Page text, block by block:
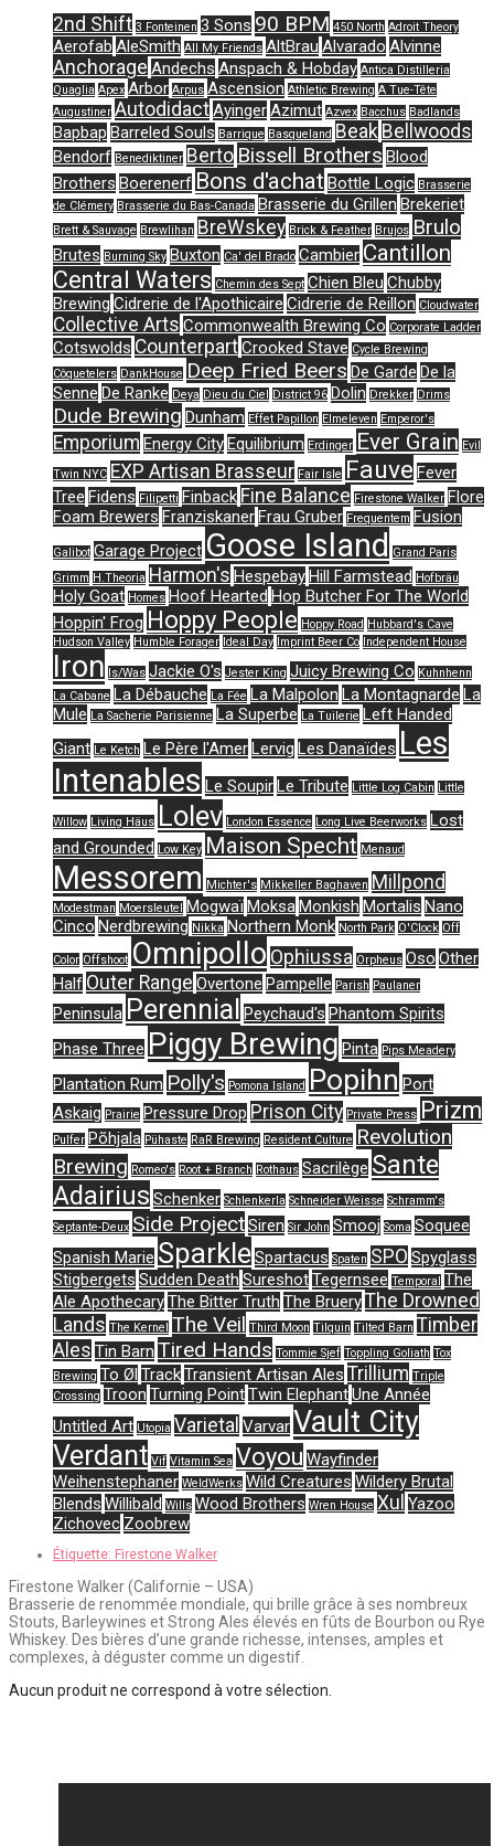
2nd Shift 3 Fonteinen 3 Sons 90 BPM 450 North Adroit Theory
Aerofab AleSmith All My Friends AltBrau Alvarado Alvinne
Anchorage Andechs Anspach & Hobday Antica Distilleria
Quaglia Apex Arbor Arpus Ascension Athletic Brewing A Tue-Tête
Augustiner AutodidactAyingerAzimut Azvex Bacchus Badlands
Bapbap Barreled Souls Barrique Basqueland Beak Bellwoods
Bendorf Benediktiner Berto Bissell Brothers Blood
Brothers Boerenerf Bons d'achat Bottle Logic Brasserie
de Clémery Brasserie du Bas-Canada Brasserie du Grillen Brekeriet
Brett & Sauvage Brewlihan BreWskey Brick & Feather Brujos Brulo
Brutes Burning Sky Buxton Ca' del Brado Cambier Cantillon
Central Waters Chemin des Sept Chien Bleu Chubby
Brewing Cidrerie de l'Apothicaire Cidrerie de Reillon Cloudwater
Collective Arts Commonwealth Brewing Co Corporate Ladder
Cotswolds CounterpartCrooked Stave Cycle Brewing
Côquetelers DankHouse Deep Fried Beers De Garde De la
Senne De Ranke Deya Dieu du Ciel District 96 Dolin Drekker Drims
Dude Brewing Dunham Effet Papillon Elmeleven Emperor's
Emporium Energy CityEquilibrium Erdinger Ever Grain Evil
Twin NYC EXP Artisan Brasseur Fair Isle Fauve Fever
Tree Fidens Filipetti Finback Fine Balance Firestone Walker Flore
Foam Brewers FranziskanerFrau Gruber Frequentem Fusion
Galibot Garage Project Goose Island
Grand Paris
Grimm H.Theoria Harmon's HespebayHill Farmstead Hofbräu
Holy Goat Homes Hoof Hearted Hop Butcher For The World
Hoppin' Frog Hoppy People Hoppy Road Hubbard's Cave
Hudson Valley Humble Forager Ideal Day Imprint Beer Co Independent House
Iron Is/Was Jackie O's Jester King Juicy Brewing Co Kuhnhenn
La Cabane La Débauche La Fée La Malpolon La Montagnarde La
Mule La Sacherie Parisienne La Superbe La Tuilerie Left Handed
Giant Le Ketch Le Père l'AmerLervig Les Danaïdes Les
Intenables Le SoupirLe Tribute Little Log Cabin Little
Willow Living Häus Lolev London Essence Long Live Beerworks Lost
and Grounded Low Key Maison Specht Menaud
Messorem Michter's Mikkeller Baghaven Millpond
Modestman Moersleutel MogwaïMoksaMonkish Mortalis Nano
Cinco Nerdbrewing Nikka Northern Monk North Park O'Clock Off
Color Offshoot Omnipollo Ophiussa Orpheus Oso Other
Half Outer Range Overtone Pampelle Parish Paulaner
Peninsula Perennial Peychaud's Phantom Spirits
Phase Three Piggy Brewing Pinta Pips Meadery
Plantation Rum Polly's Pomona Island Popihn Port
Askaig Prairie Pressure Drop Prison City Private Press Prizm
Pulfer Põhjala Pühaste RaR Brewing Resident Culture Revolution
Brewing Romeo's Root + Branch Rothaus Sacrilège Sante
Adairius Schenker Schlenkerla Schneider Weisse Schramm's
Septante-Deux Side ProjectSiren Sir John Smooj Soma Soquee
Spanish Marie SparkleSpartacus Spaten SPO Spyglass
Stigbergets Sudden Death SureshotTegernsee Temporal The
Ale ApothecaryThe Bitter Truth The BrueryThe Drowned
Lands The Kernel The Veil Third Moon Tilquin Tilted Barn Timber
Ales Tin Barn Tired Hands Tommie Sjef Toppling Goliath Tox
Brewing To Øl TrackTransient Artisan Ales Trillium Triple
Crossing Troon Turning PointTwin ElephantUne Année
Untitled Art Utopia Varietal VarvarVault City
Verdant Vif Vitamin Sea Voyou Wayfinder
Weihenstephaner WeldWerks Wild Creatures Wildery Brutal
Blends Willibald Wills Wood Brothers Wren House Xul Yazoo
Zichovec Zoobrew
Étiquette: Firestone Walker
Firestone Walker (Californie – USA)
Brasserie de renommée mondiale, qui brille grâce à ses nombreux
Stouts, Barleywines et Strong Ales élevés en fûts de Bourbon ou Rye
Whiskey. Des bières d’une grande richesse, intenses, amples et
complexes, à déguster comme un digestif.
Aucun produit ne correspond à votre sélection.